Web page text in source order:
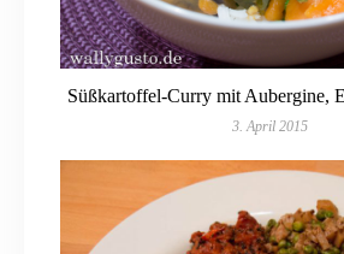
Süßkartoffel-Curry mit Aubergine,
3. April 2015